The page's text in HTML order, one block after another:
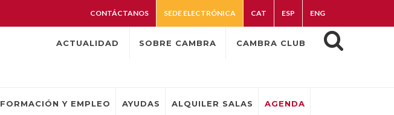
CONTÁCTANOS SEDE ELECTRÓNICA CAT ESP ENG
ACTUALIDAD SOBRE CAMBRA CAMBRA CLUB
FORMACIÓN Y EMPLEO AYUDAS ALQUILER SALAS AGENDA